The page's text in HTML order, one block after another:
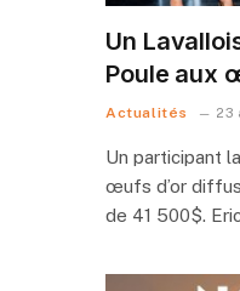
Un
Poule aux
Actualités 23
Un participant
œufs d’or
de 41 500$.